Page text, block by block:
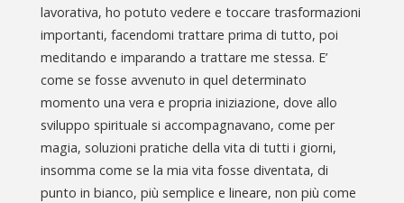
lavorativa, ho potuto vedere e toccare trasformazioni
importanti, facendomi trattare prima di tutto, poi
meditando e imparando a trattare me stessa. E’
come se fosse avvenuto in quel determinato
momento una vera e propria iniziazione, dove allo
sviluppo spirituale si accompagnavano, come per
magia, soluzioni pratiche della vita di tutti i giorni,
insomma come se la mia vita fosse diventata, di
punto in bianco, più semplice e lineare, non più come